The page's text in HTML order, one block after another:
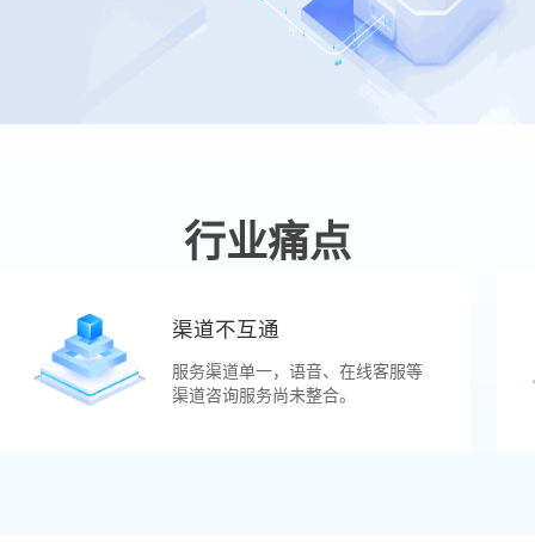
行业痛点
渠道不互通
服务渠道单一，语音、在线客服等
渠道咨询服务尚未整合。